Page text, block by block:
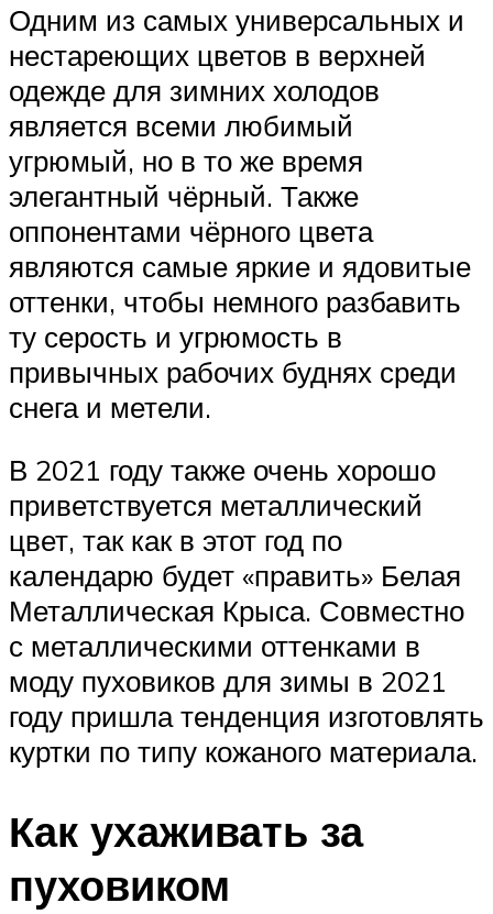
Одним из самых универсальных и
нестареющих цветов в верхней
одежде для зимних холодов
является всеми любимый
угрюмый, но в то же время
элегантный чёрный. Также
оппонентами чёрного цвета
являются самые яркие и ядовитые
оттенки, чтобы немного разбавить
ту серость и угрюмость в
привычных рабочих буднях среди
снега и метели.
В 2021 году также очень хорошо
приветствуется металлический
цвет, так как в этот год по
календарю будет «править» Белая
Металлическая Крыса. Совместно
с металлическими оттенками в
моду пуховиков для зимы в 2021
году пришла тенденция изготовлять
куртки по типу кожаного материала.
Как ухаживать за
пуховиком